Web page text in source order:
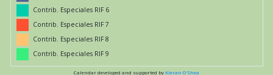
Contrib. Especiales RIF 6
Contrib. Especiales RIF 7
Contrib. Especiales RIF 8
Contrib. Especiales RIF 9
Calendar developed and supported by Kieran O'Shea